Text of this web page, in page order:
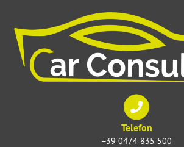
Telefon
+39 0474 835 500